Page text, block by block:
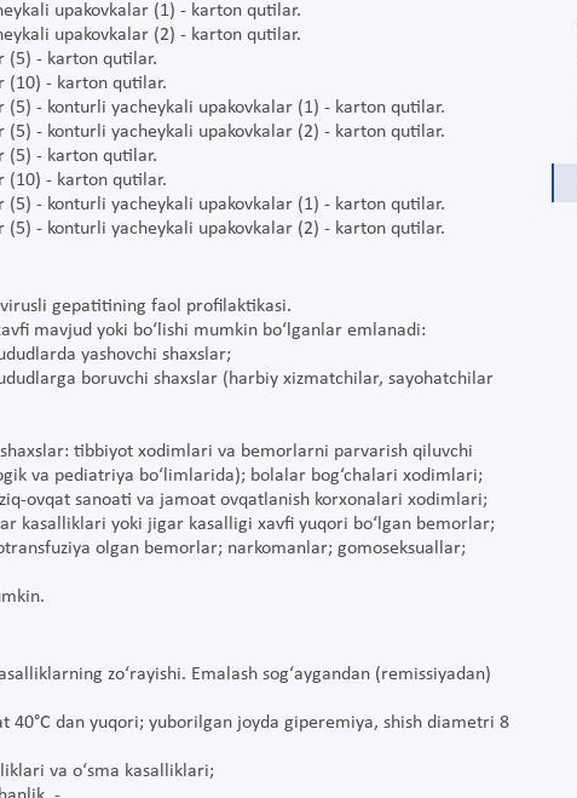
upakovkalar (1) - karton qutilar.
upakovkalar (2) - karton qutilar.
(5) - karton qutilar.
(10) - karton qutilar.
- konturli yacheykali upakovkalar (1) - karton qutilar.
- konturli yacheykali upakovkalar (2) - karton qutilar.
(5) - karton qutilar.
(10) - karton qutilar.
- konturli yacheykali upakovkalar (1) - karton qutilar.
- konturli yacheykali upakovkalar (2) - karton qutilar.
gepatitining faol profilaktikasi.
mavjud yoki bo‘lishi mumkin bo‘lganlar emlanadi:
yashovchi shaxslar;
boruvchi shaxslar (harbiy xizmatchilar, sayohatchilar
tibbiyot xodimlari va bemorlarni parvarish qiluvchi
va pediatriya bo‘limlarida); bolalar bog‘chalari xodimlari;
ovqat sanoati va jamoat ovqatlanish korxonalari xodimlari;
kasalliklari yoki jigar kasalligi xavfi yuqori bo‘lgan bemorlar;
olgan bemorlar; narkomanlar; gomoseksuallar;
zo‘rayishi. Emalash sog‘aygandan (remissiyadan)
dan yuqori; yuborilgan joyda giperemiya, shish diametri 8
va o‘sma kasalliklari;